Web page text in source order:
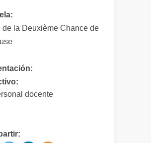
de la Deuxième Chance de
docente